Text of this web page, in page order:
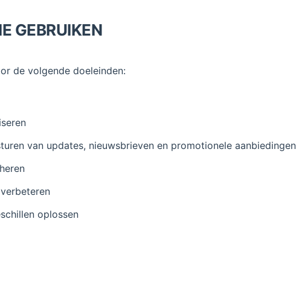
GEBRUIKEN
de volgende doeleinden:
van updates, nieuwsbrieven en promotionele aanbiedingen
oplossen